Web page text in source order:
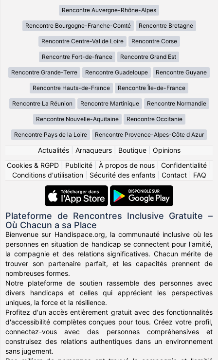
Rencontre Auvergne-Rhône-Alpes
Rencontre Bourgogne-Franche-Comté Rencontre Bretagne
Rencontre Centre-Val de Loire Rencontre Corse
Rencontre Fort-de-france Rencontre Grand Est
Rencontre Grande-Terre Rencontre Guadeloupe Rencontre Guyane
Rencontre Hauts-de-France Rencontre Île-de-France
Rencontre La Réunion Rencontre Martinique Rencontre Normandie
Rencontre Nouvelle-Aquitaine Rencontre Occitanie
Rencontre Pays de la Loire Rencontre Provence-Alpes-Côte d Azur
Actualités| Arnaqueurs| Boutique| Opinions
Cookies & RGPD
Publicité À propos de nous Confidentialité
Conditions d'utilisation| Sécurité des enfants| Contact| FAQ
Plateforme de Rencontres Inclusive Gratuite –
Où Chacun a sa Place
Bienvenue sur Handispace.org, la communauté inclusive où les
personnes en situation de handicap se connectent pour l'amitié,
la compagnie et des relations significatives. Chacun mérite de
trouver son partenaire parfait, et les capacités prennent de
nombreuses formes.
Notre plateforme de soutien rassemble des personnes avec
divers handicaps et celles qui apprécient les perspectives
uniques, la force et la résilience.
Profitez d'un accès entièrement gratuit avec des fonctionnalités
d'accessibilité complètes conçues pour tous. Créez votre profil,
connectez-vous avec des personnes compréhensives et
construisez des relations authentiques dans un environnement
sans jugement.